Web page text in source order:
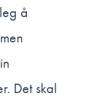
å
Det skal